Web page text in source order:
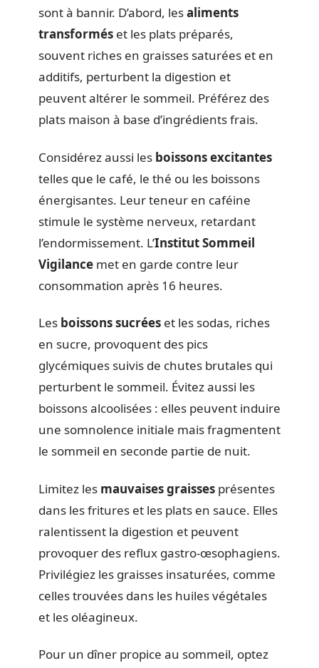
sont à bannir. D’abord, lesaliments
transformés et les plats préparés,
souvent riches en graisses saturées et en
additifs, perturbent la digestion et
peuvent altérer le sommeil. Préférez des
plats maison à base d’ingrédients frais.
Considérez aussi les boissons excitantes
telles que le café, le thé ou les boissons
énergisantes. Leur teneur en caféine
stimule le système nerveux, retardant
l’endormissement. L’Institut Sommeil
Vigilance met en garde contre leur
consommation après 16 heures.
Les boissons sucrées et les sodas, riches
en sucre, provoquent des pics
glycémiques suivis de chutes brutales qui
perturbent le sommeil. Évitez aussi les
boissons alcoolisées : elles peuvent induire
une somnolence initiale mais fragmentent
le sommeil en seconde partie de nuit.
Limitez les mauvaises graisses présentes
dans les fritures et les plats en sauce. Elles
ralentissent la digestion et peuvent
provoquer des reflux gastro-œsophagiens.
Privilégiez les graisses insaturées, comme
celles trouvées dans les huiles végétales
et les oléagineux.
Pour un dîner propice au sommeil, optez